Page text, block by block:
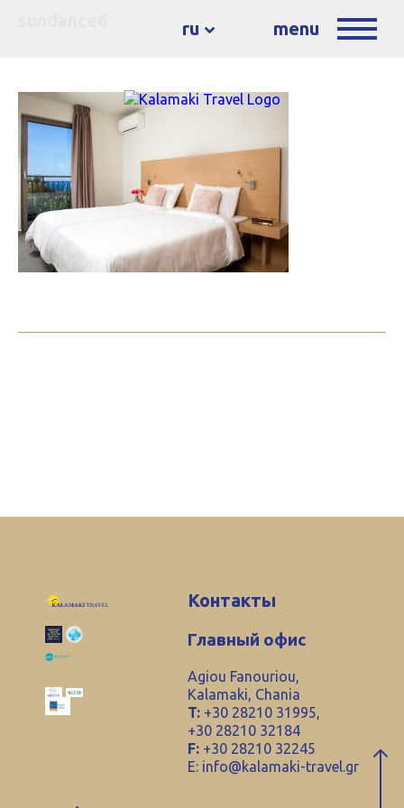
ru menu
Контакты
Главный офис
Agiou Fanouriou,
Kalamaki, Chania
T: +30 28210 31995,
+30 28210 32184
F: +30 28210 32245
E: info@kalamaki-travel.gr